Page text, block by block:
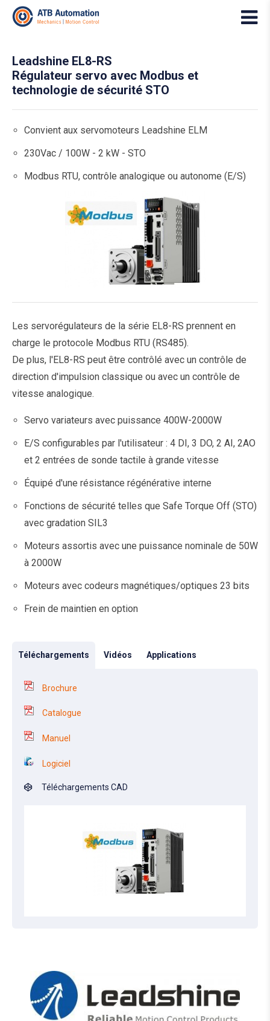
Leadshine EL8-RS
Régulateur servo avec Modbus et
technologie de sécurité STO
Convient aux servomoteurs Leadshine ELM
230Vac / 100W - 2 kW - STO
Modbus RTU, contrôle analogique ou autonome (E/S)
Les servorégulateurs de la série EL8-RS prennent en
charge le protocole Modbus RTU (RS485).
De plus, l'EL8-RS peut être contrôlé avec un contrôle de
direction d'impulsion classique ou avec un contrôle de
vitesse analogique.
Servo variateurs avec puissance 400W-2000W
E/S configurables par l'utilisateur : 4 DI, 3 DO, 2 AI, 2AO
et 2 entrées de sonde tactile à grande vitesse
Équipé d'une résistance régénérative interne
Fonctions de sécurité telles que Safe Torque Off (STO)
avec gradation SIL3
Moteurs assortis avec une puissance nominale de 50W
à 2000W
Moteurs avec codeurs magnétiques/optiques 23 bits
Frein de maintien en option
Téléchargements Vidéos Applications
Brochure
Catalogue
Manuel
Logiciel
Téléchargements CAD